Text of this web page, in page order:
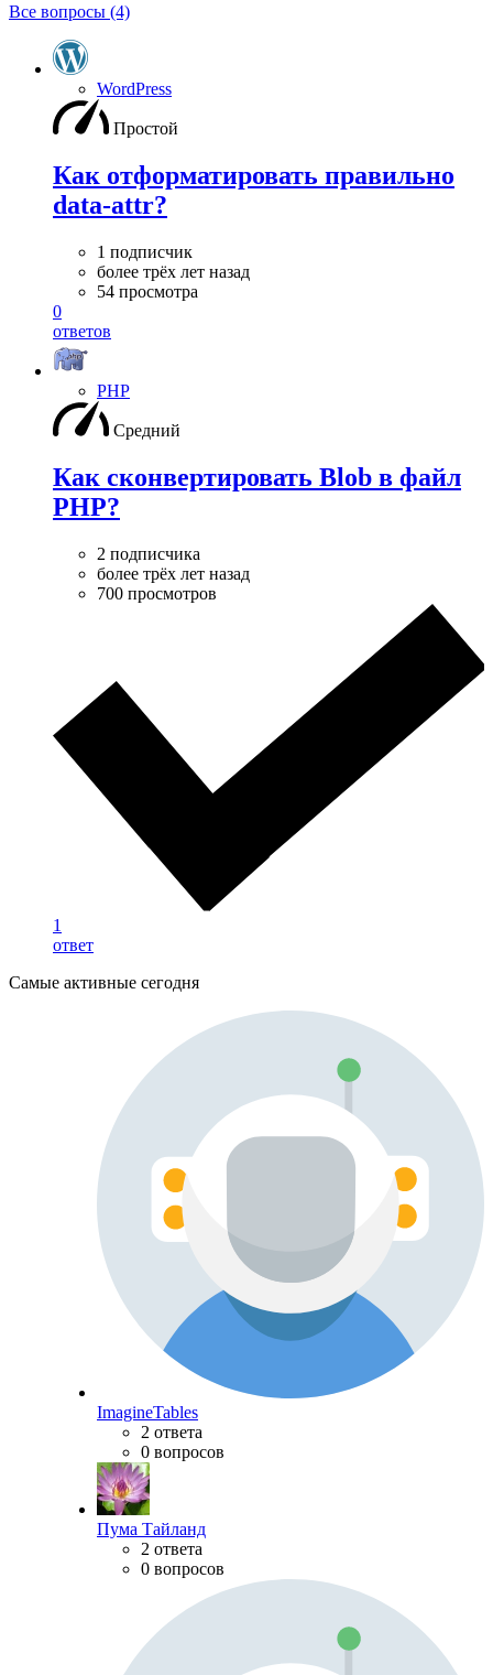
Все вопросы (4)
WordPress
Простой
Как отформатировать правильно
data-attr?
1 подписчик
более трёх лет назад
54 просмотра
0
ответов
PHP
Средний
Как сконвертировать Blob в файл
PHP?
2 подписчика
более трёх лет назад
700 просмотров
1
ответ
Самые активные сегодня
ImagineTables
2 ответа
0 вопросов
Пума Тайланд
2 ответа
0 вопросов